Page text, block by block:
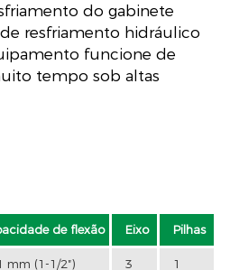
do gabinete
resfriamento hidráulico
funcione de
tempo sob altas
de flexão Eixo Pilhas
mm (1-1/2″) 3 1